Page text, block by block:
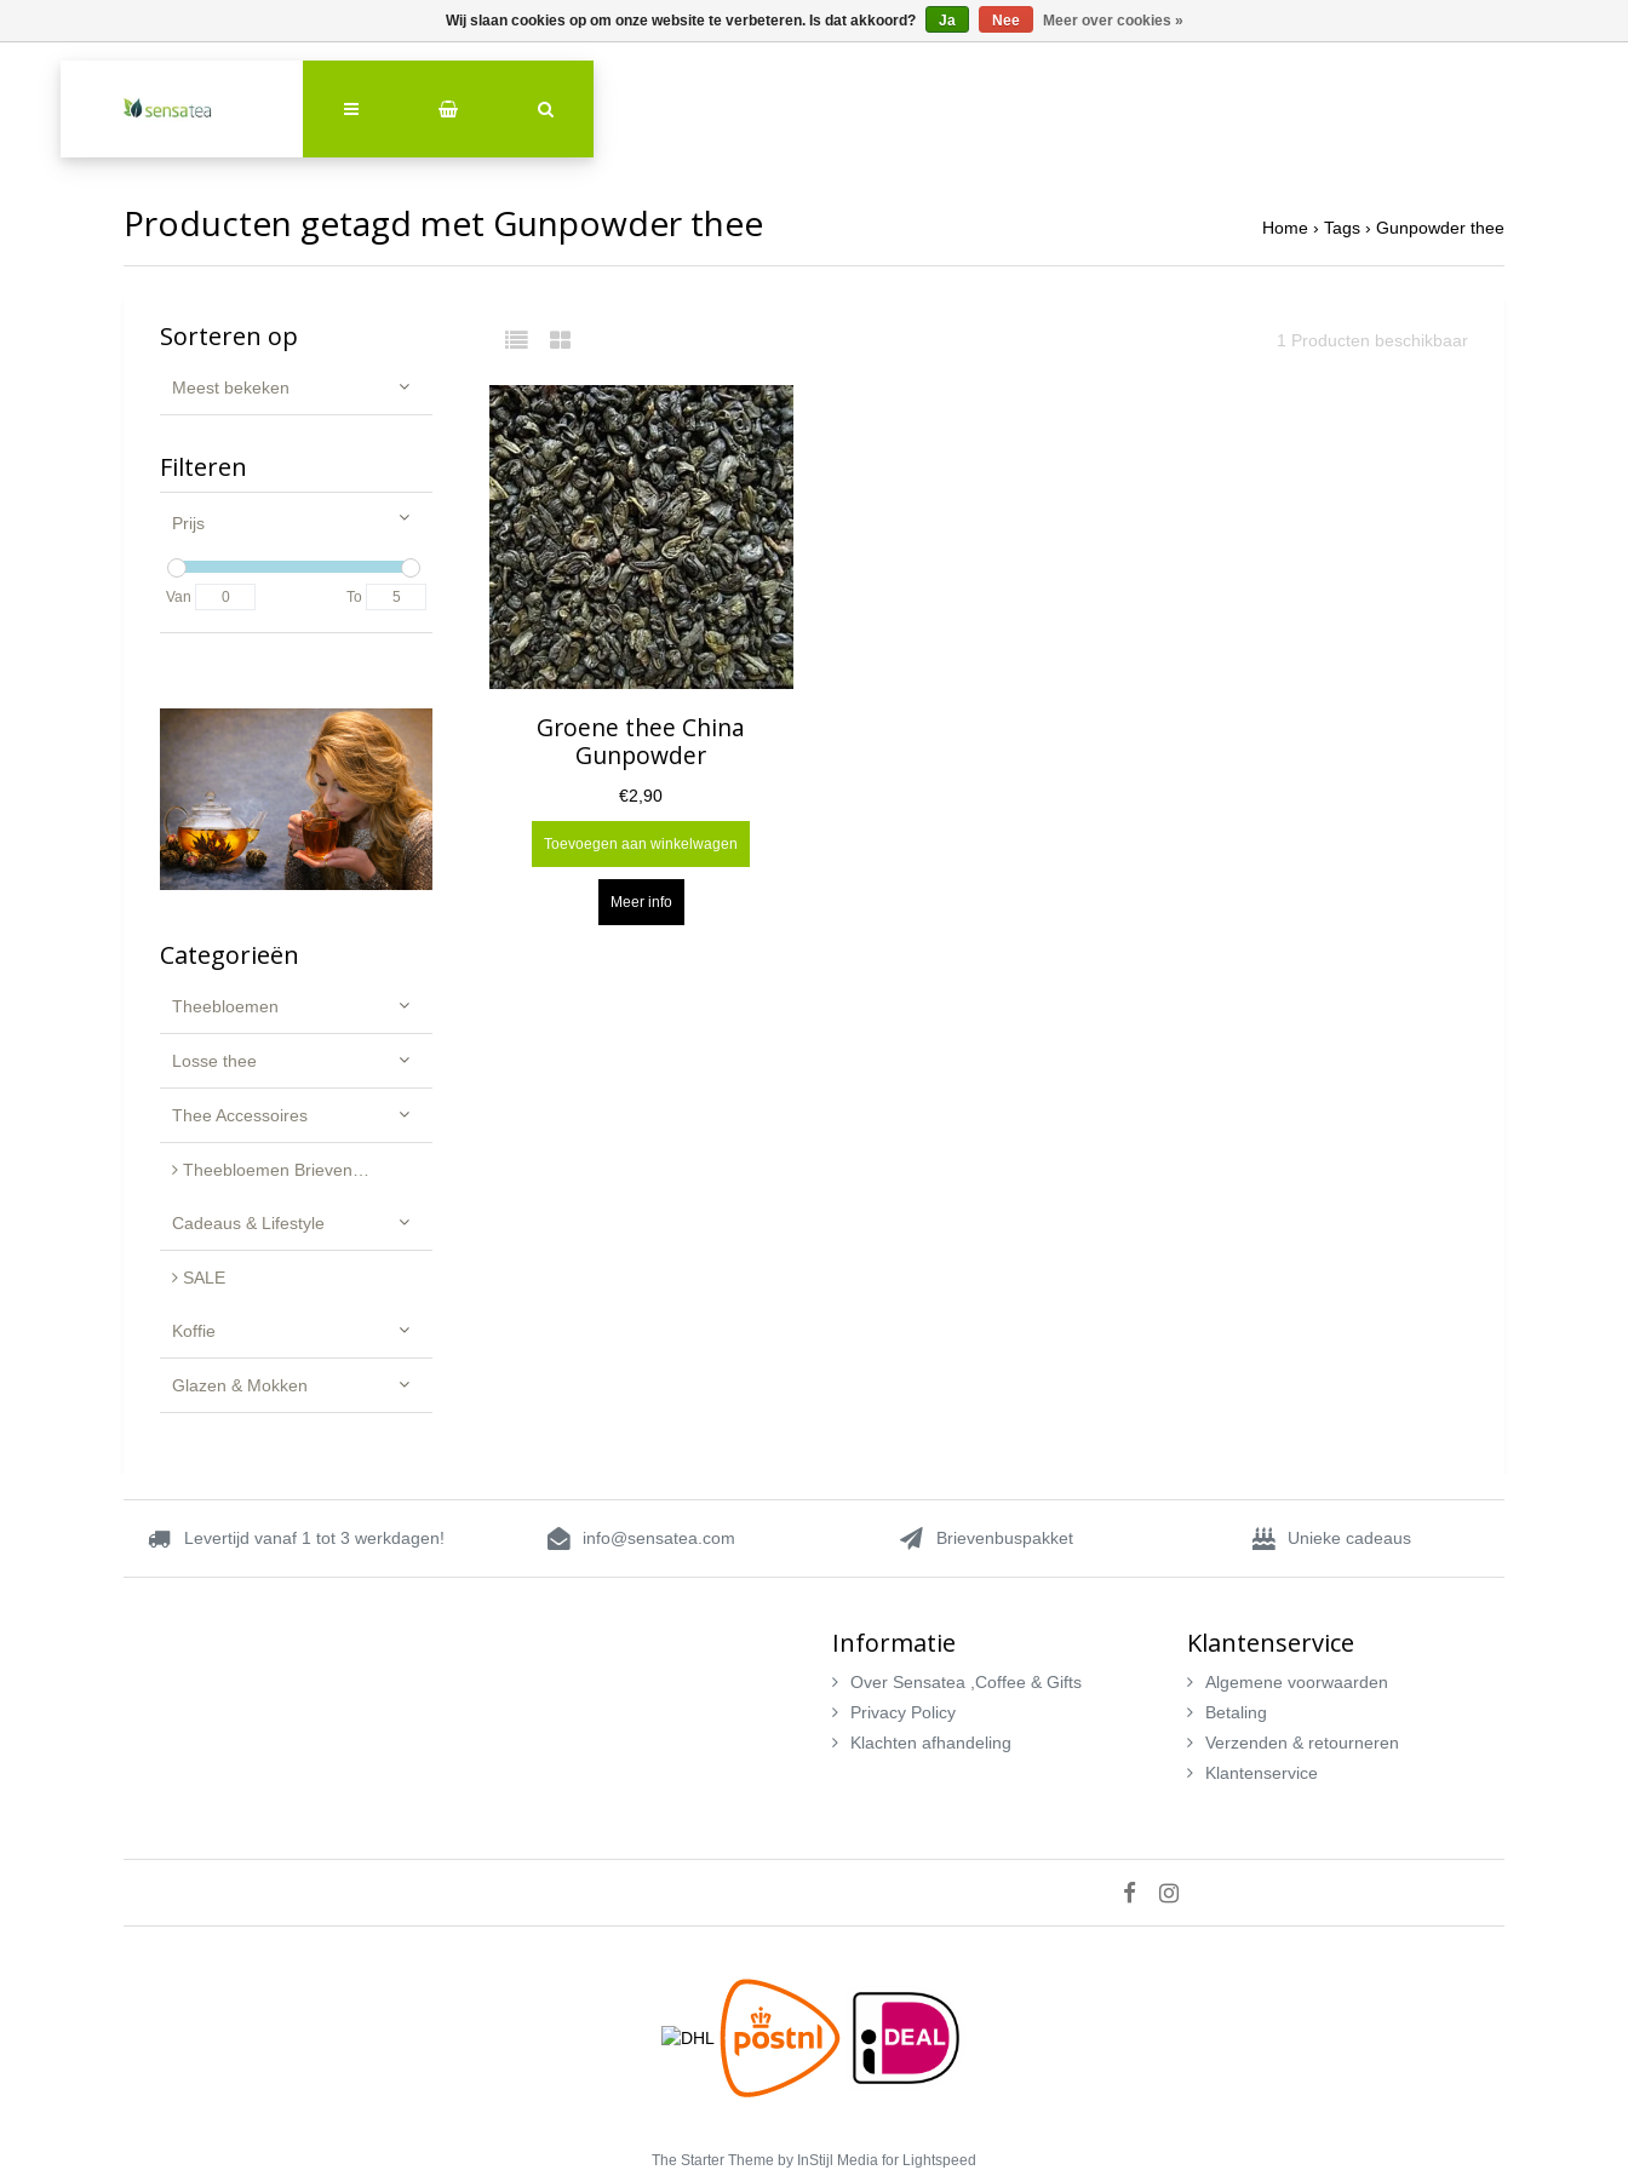
Producten getagd met Gunpowder thee Home › Tags › Gunpowder thee
1 Producten beschikbaar
Sorteren op
Meest bekeken
Filteren
Prijs
Van To
Categorieën
Theebloemen
Losse thee
Thee Accessoires
Theebloemen Brievenbus Cadeau - Luxe Geschenkset
Cadeaus & Lifestyle
SALE
Koffie
Glazen & Mokken
Groene thee China
Gunpowder
€2,90
Toevoegen aan winkelwagen
Meer info
Levertijd vanaf 1 tot 3 werkdagen! info@sensatea.com Brievenbuspakket Unieke cadeaus
Informatie
Over Sensatea ,Coffee & Gifts
Privacy Policy
Klachten afhandeling
Klantenservice
Algemene voorwaarden
Betaling
Verzenden & retourneren
Klantenservice
The Starter Theme by InStijl Media for Lightspeed
Wij slaan cookies op om onze website te verbeteren. Is dat akkoord? Ja Nee Meer over cookies »